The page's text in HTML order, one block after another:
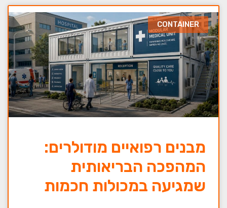
CONTAINER
מבנים רפואיים מודולרים:
המהפכה הבריאותית
שמגיעה במכולות חכמות